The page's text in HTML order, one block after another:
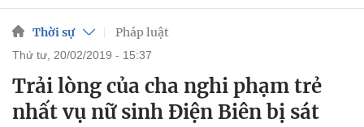
Thời sự Pháp luật
thứ tư, 20/02/2019 - 15:37
Trải lòng của cha nghi phạm trẻ
nhất vụ nữ sinh Điện Biên bị sát